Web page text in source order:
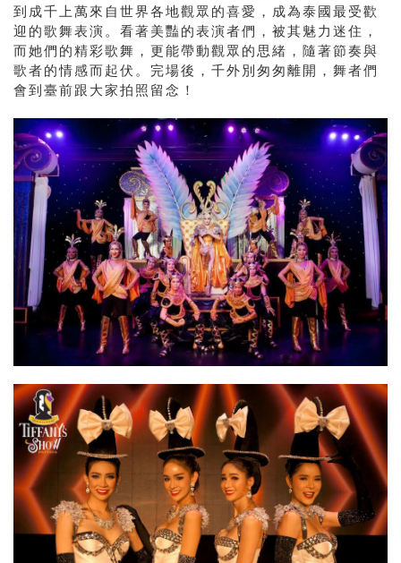
到成千上萬來自世界各地觀眾的喜愛，成為泰國最受歡
迎的歌舞表演。看著美豔的表演者們，被其魅力迷住，
而她們的精彩歌舞，更能帶動觀眾的思緒，隨著節奏與
歌者的情感而起伏。完場後，千外別匆匆離開，舞者們
會到臺前跟大家拍照留念！